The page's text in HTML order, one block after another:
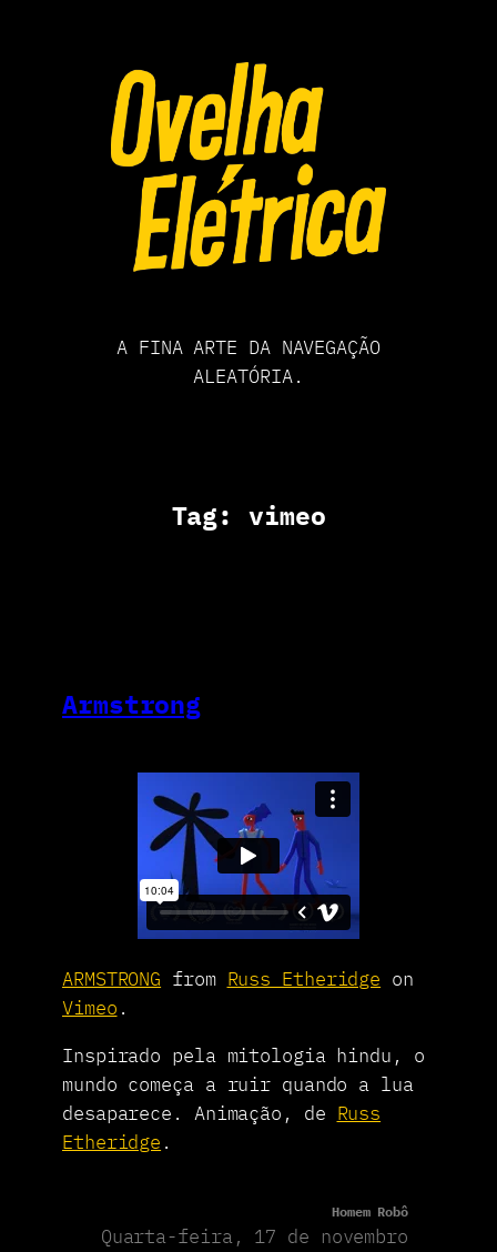
A FINA ARTE DA NAVEGAÇÃO
ALEATÓRIA.
Tag: vimeo
Armstrong
ARMSTRONG from Russ Etheridge on
Vimeo .
Inspirado pela mitologia hindu, o
mundo começa a ruir quando a lua
desaparece. Animação, de Russ
Etheridge .
Homem Robô
Quarta-feira, 17 de novembro